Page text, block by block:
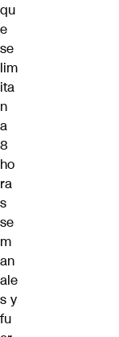
qu
e
se
lim
ita
n
a
8
ho
ra
s
se
m
an
ale
s y
fu